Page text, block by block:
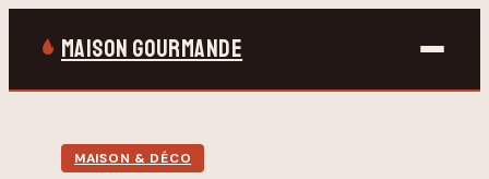
MAISON GOURMANDE
Bricolage
MAISON & DÉCO